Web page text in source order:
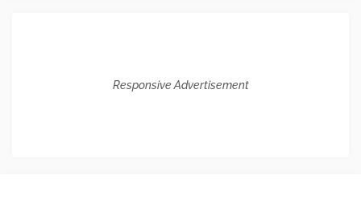
Responsive Advertisement